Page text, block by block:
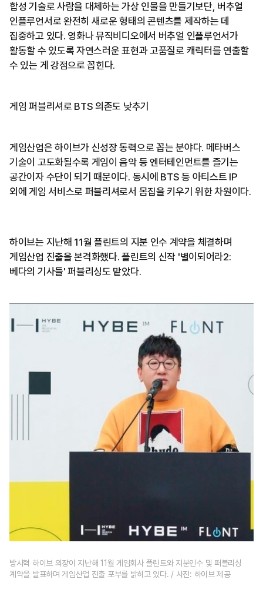
합성 기술로 사람을 대체하는 가상 인물을 만들기보단, 버추얼
인플루언서로 완전히 새로운 형태의 콘텐츠를 제작하는 데
집중하고 있다. 영화나 뮤직비디오에서 버추얼 인플루언서가
활동할 수 있도록 자연스러운 표현과 고품질로 캐릭터를 연출할
수 있는 게 강점으로 꼽힌다.
게임 퍼블리셔로 BTS 의존도 낮추기
게임산업은 하이브가 신성장 동력으로 꼽는 분야다. 메타버스
기술이 고도화될수록 게임이 음악 등 엔터테인먼트를 즐기는
공간이자 수단이 되기 때문이다. 동시에 BTS 등 아티스트 IP
외에 게임 서비스로 퍼블리셔로서 몸집을 키우기 위한 차원이다.
하이브는 지난해 11월 플린트의 지분 인수 계약을 체결하며
게임산업 진출을 본격화했다. 플린트의 신작 '별이되어라2:
베다의 기사들' 퍼블리싱도 맡았다.
방시혁 하이브 의장이 지난해 11월 게임회사 플린트와 지분인수 및 퍼블리싱
계약을 발표하며 게임산업 진출 포부를 밝히고 있다. / 사진: 하이브 제공